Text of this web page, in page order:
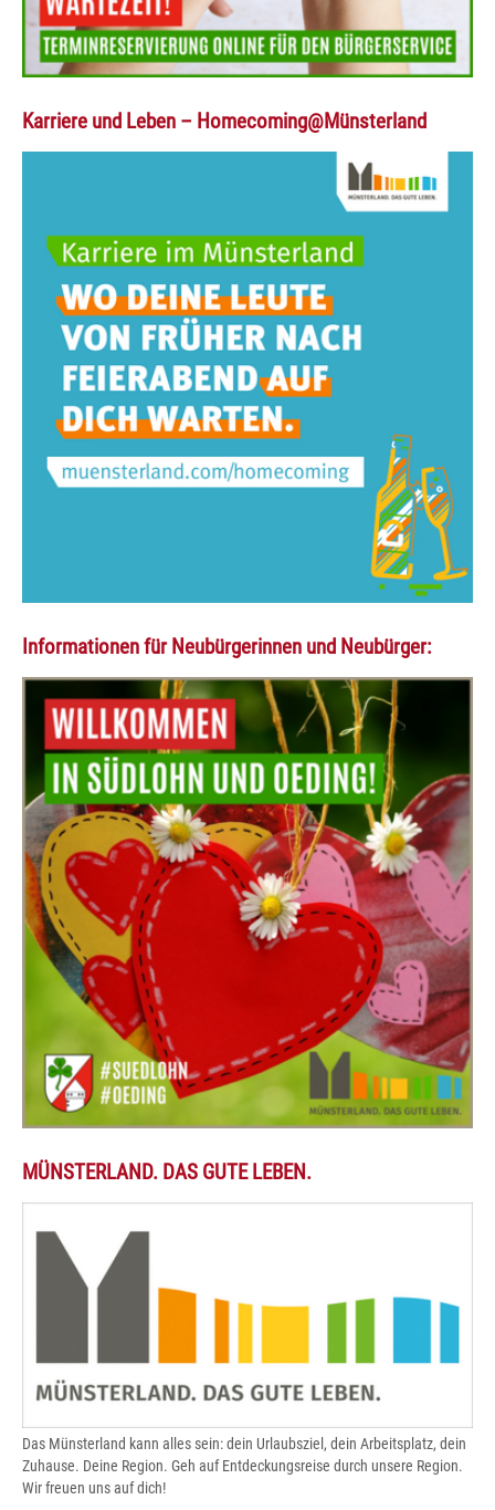
Karriere und Leben – Homecoming@Münsterland
Informationen für Neubürgerinnen und Neubürger:
MÜNSTERLAND. DAS GUTE LEBEN.
Das Münsterland kann alles sein: dein Urlaubsziel, dein Arbeitsplatz, dein
Zuhause. Deine Region. Geh auf Entdeckungsreise durch unsere Region.
Wir freuen uns auf dich!